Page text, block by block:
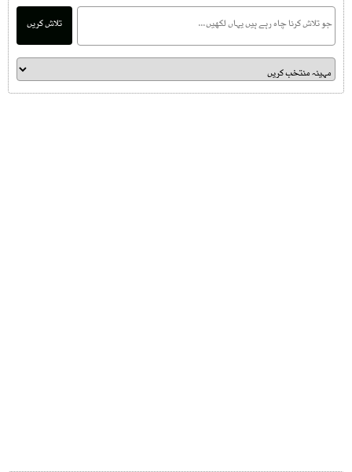
تلاش کریں